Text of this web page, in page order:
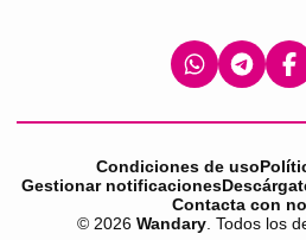
Condiciones de uso
Gestionar notificaciones
Contacta con
© 2026 Wandary. Todos los